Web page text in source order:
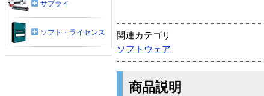
関連カテゴリ
ソフトウェア
商品説明
サプライ
ソフト・ライセンス